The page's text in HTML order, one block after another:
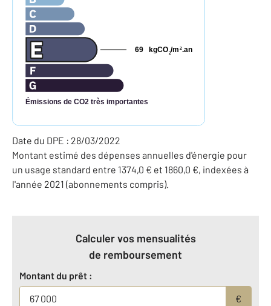
Émissions de CO2 très importantes
kgCO2/m 2.an
69
Date du DPE : 28/03/2022
Montant estimé des dépenses annuelles d'énergie pour
un usage standard entre 1374,0 € et 1860,0 €, indexées à
l'année 2021 (abonnements compris).
Calculer vos mensualités
de remboursement
Montant du prêt :
€